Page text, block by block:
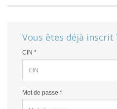
Vous êtes déjà inscrit
CIN *
Mot de passe *